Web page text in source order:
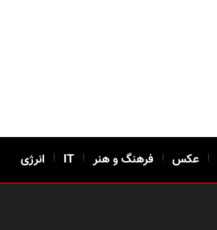
| عکس | فرهنگ و هنر |
IT
| انرژی